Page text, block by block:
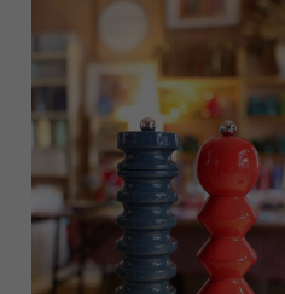
AÑADIR AL CARRITO